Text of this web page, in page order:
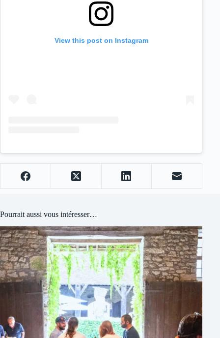
View this post on Instagram
Pourrait aussi vous intéresser…